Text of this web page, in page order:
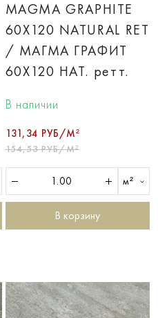
MAGMA GRAPHITE
60X120 NATURAL RET
/ МАГМА ГРАФИТ
60X120 НАТ. ретт.
В наличии
131,34 РУБ/М²
154,53 РУБ/М²
м²
В корзину